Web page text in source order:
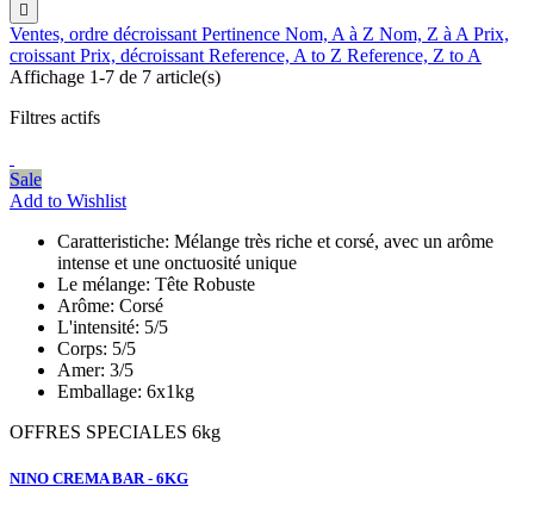

Ventes, ordre décroissant Pertinence Nom, A à Z Nom, Z à A Prix,
croissant Prix, décroissant Reference, A to Z Reference, Z to A
Affichage 1-7 de 7 article(s)
Filtres actifs
Sale
Add to Wishlist
Caratteristiche: Mélange très riche et corsé, avec un arôme
intense et une onctuosité unique
Le mélange: Tête Robuste
Arôme: Corsé
L'intensité: 5/5
Corps: 5/5
Amer: 3/5
Emballage: 6x1kg
OFFRES SPECIALES 6kg
NINO CREMA BAR - 6KG